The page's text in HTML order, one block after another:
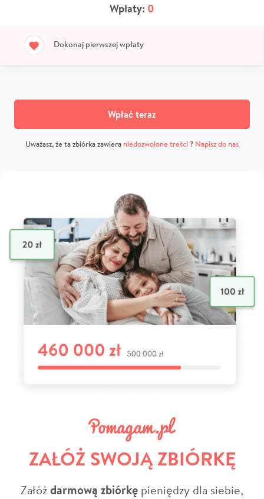
Wpłaty: 0
Dokonaj pierwszej wpłaty
Wpłać teraz
Uważasz, że ta zbiórka zawiera niedozwolone treści? Napisz do nas
ZAŁÓŻ SWOJĄ ZBIÓRKĘ
Załóżdarmową zbiórkę pieniędzy dla siebie,